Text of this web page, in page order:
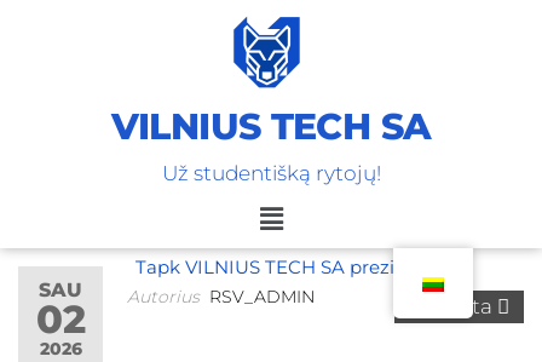
VILNIUS TECH SA
Už studentišką rytojų!
SAU
02
2026
Išjungta
Tapk VILNIUS TECH SA prezidentu
Autorius RSV_ADMIN